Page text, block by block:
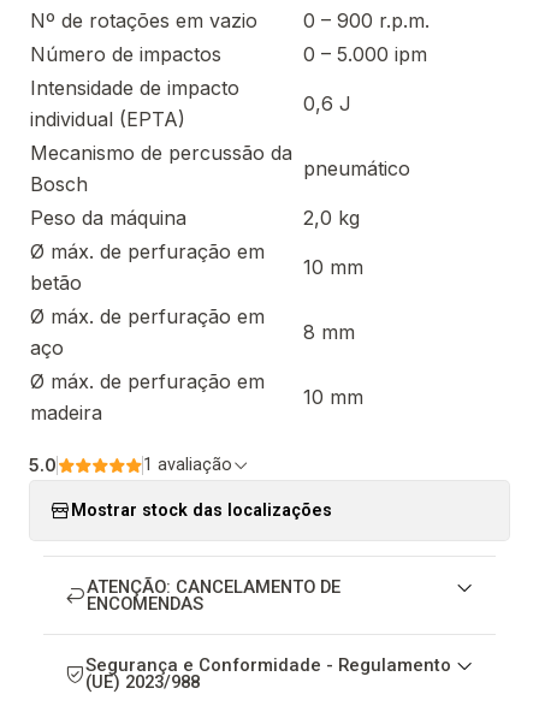
Nº de rotações em vazio
0 – 900 r.p.m.
Número de impactos
0 – 5.000 ipm
Intensidade de impacto
individual (EPTA)
0,6 J
Mecanismo de percussão da
Bosch
pneumático
Peso da máquina
2,0 kg
Ø máx. de perfuração em
betão
10 mm
Ø máx. de perfuração em
aço
8 mm
Ø máx. de perfuração em
madeira
10 mm
5.0 1 avaliação
Mostrar stock das localizações
ATENÇÃO: CANCELAMENTO DE
ENCOMENDAS
Segurança e Conformidade - Regulamento
(UE) 2023/988